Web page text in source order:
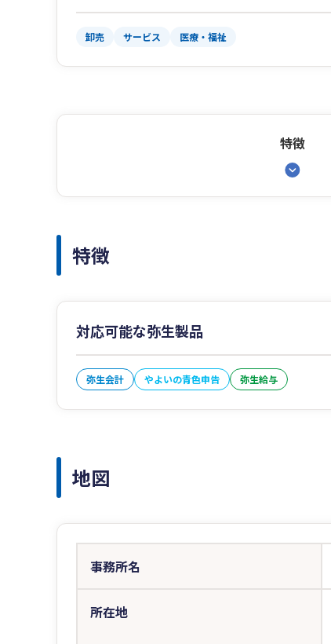
卸売 サービス 医療・福祉
特徴
特徴
対応可能な弥生製品
弥生会計 やよいの青色申告 弥生給与
地図
事務所名
所在地